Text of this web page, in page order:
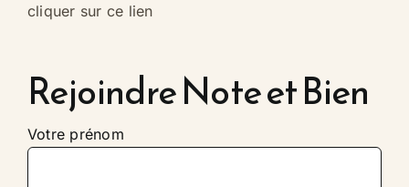
cliquer sur ce lien
Rejoindre Note et Bien
Votre prénom